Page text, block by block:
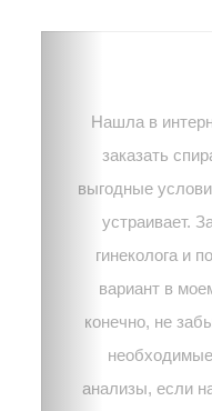
Нашла в
заказать
выгодные
устраивает.
гинеколога и
вариант в
конечно, не
анализы, если